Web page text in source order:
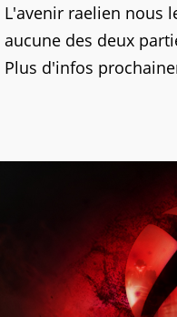
L'avenir raelien nous
aucune des deux
Plus d'infos